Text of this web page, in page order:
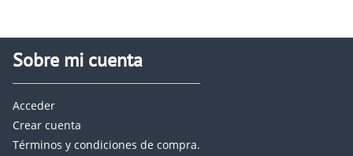
Sobre mi cuenta
Acceder
Crear cuenta
Términos y condiciones de compra.